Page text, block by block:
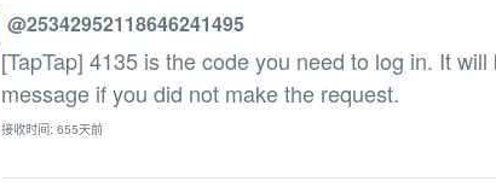
@25342952118646241495
[TapTap] 4135 is the code you need to log in. It
message if you did not make the request.
接收时间: 655天前